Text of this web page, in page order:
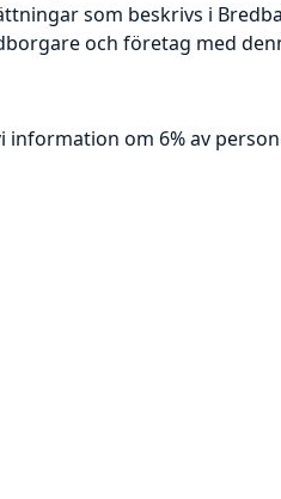
som beskrivs i
och företag med
information om 6% av